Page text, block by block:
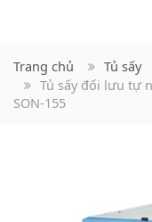
Trang chủ Tủ sấy
Tủ sấy đối lưu tự
SON-155